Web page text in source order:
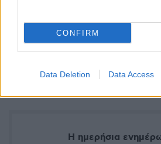
CONFIRM
Data Deletion Data Access
Η ημερήσια